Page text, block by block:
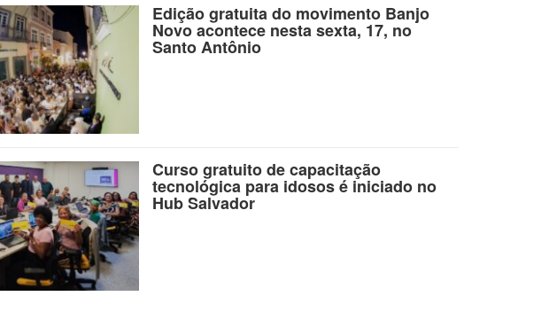
Edição gratuita do movimento Banjo
Novo acontece nesta sexta, 17, no
Santo Antônio
Curso gratuito de capacitação
tecnológica para idosos é iniciado no
Hub Salvador